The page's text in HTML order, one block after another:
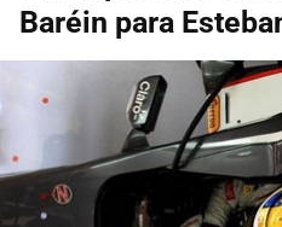
Baréin para